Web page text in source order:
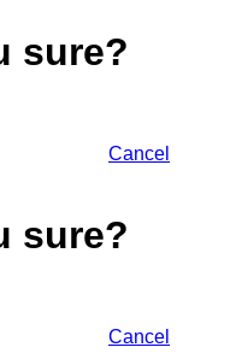
sure?
Cancel
sure?
Cancel